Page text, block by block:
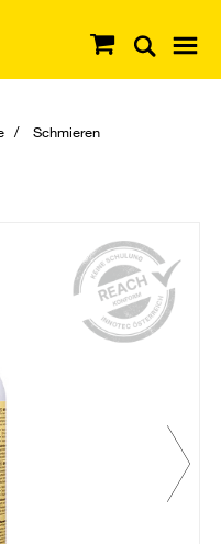
Schmieren